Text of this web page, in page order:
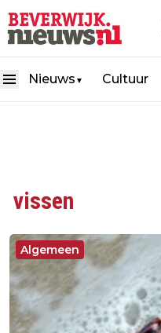
Nieuws ▼ Cultuur
vissen
Algemeen